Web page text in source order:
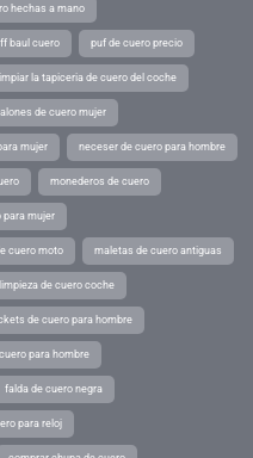
hechas a mano
baul cuero puf de cuero precio
la tapiceria de cuero del coche
de cuero mujer
mujer neceser de cuero para hombre
monederos de cuero
para mujer
cuero moto maletas de cuero antiguas
limpieza de cuero coche
de cuero para hombre
para hombre
falda de cuero negra
para reloj